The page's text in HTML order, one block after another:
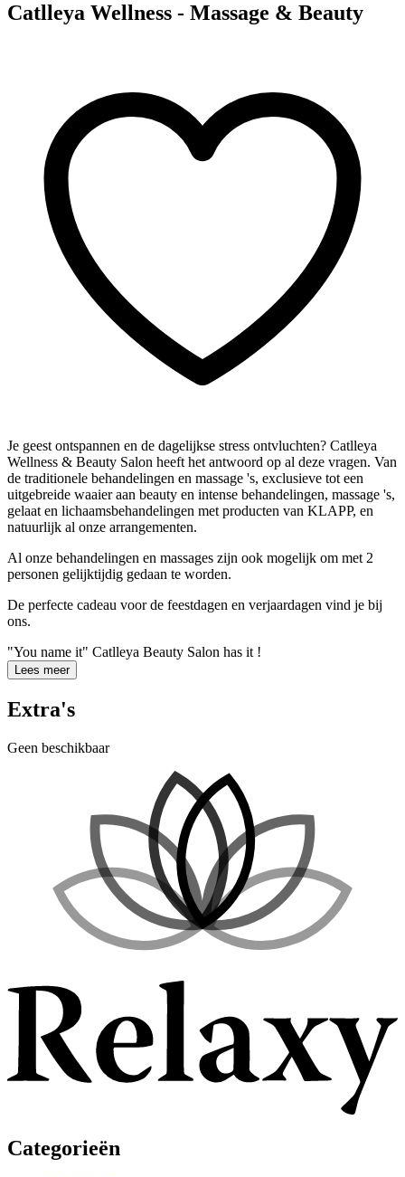
Catlleya Wellness - Massage & Beauty
Je geest ontspannen en de dagelijkse stress ontvluchten? Catlleya
Wellness & Beauty Salon heeft het antwoord op al deze vragen. Van
de traditionele behandelingen en massage 's, exclusieve tot een
uitgebreide waaier aan beauty en intense behandelingen, massage 's,
gelaat en lichaamsbehandelingen met producten van KLAPP, en
natuurlijk al onze arrangementen.
Al onze behandelingen en massages zijn ook mogelijk om met 2
personen gelijktijdig gedaan te worden.
​De perfecte cadeau voor de feestdagen en verjaardagen vind je bij
ons.
"You name it" Catlleya Beauty Salon has it !
Lees meer
Extra's
Geen beschikbaar
Categorieën